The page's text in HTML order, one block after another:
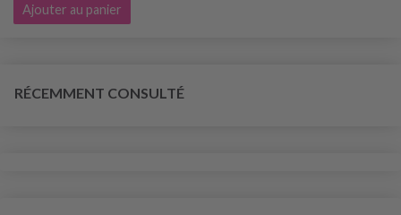
Ajouter au panier
RÉCEMMENT CONSULTÉ